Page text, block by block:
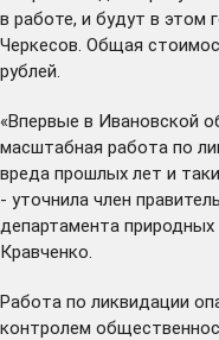
в работе, и будут в этом
Черкесов. Общая
рублей.
«Впервые в Ивановской
масштабная работа по
вреда прошлых лет и
- уточнила член
департамента природных
Кравченко.
Работа по ликвидации
контролем